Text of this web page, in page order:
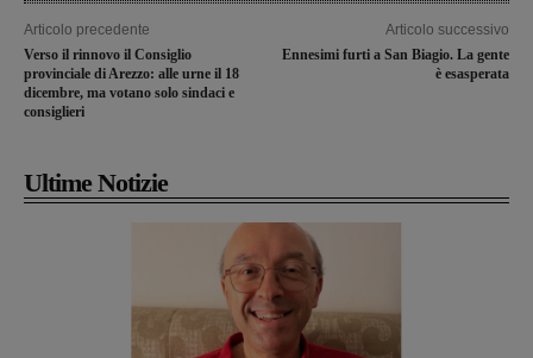
Articolo precedente
Verso il rinnovo il Consiglio
provinciale di Arezzo: alle urne il 18
dicembre, ma votano solo sindaci e
consiglieri
Articolo successivo
Ennesimi furti a San Biagio. La gente
è esasperata
Ultime Notizie